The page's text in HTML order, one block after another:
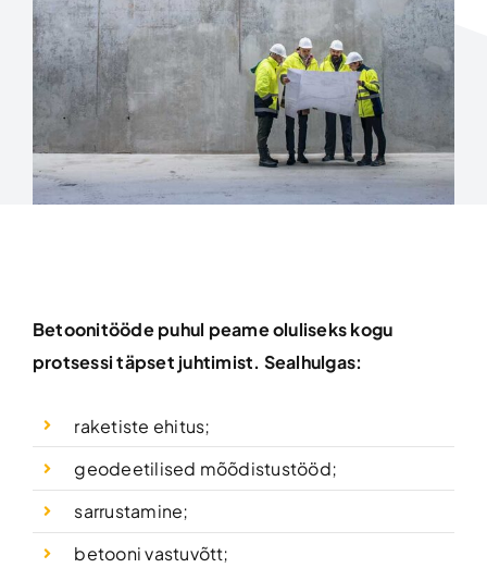
Betoonitööde puhul peame oluliseks kogu
protsessi täpset juhtimist. Sealhulgas:
raketiste ehitus;
geodeetilised mõõdistustööd;
sarrustamine;
betooni vastuvõtt;